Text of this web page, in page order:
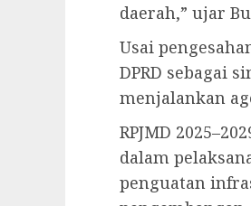
daerah,” ujar
Usai
DPRD sebagai
menjalankan
RPJMD
dalam
penguatan